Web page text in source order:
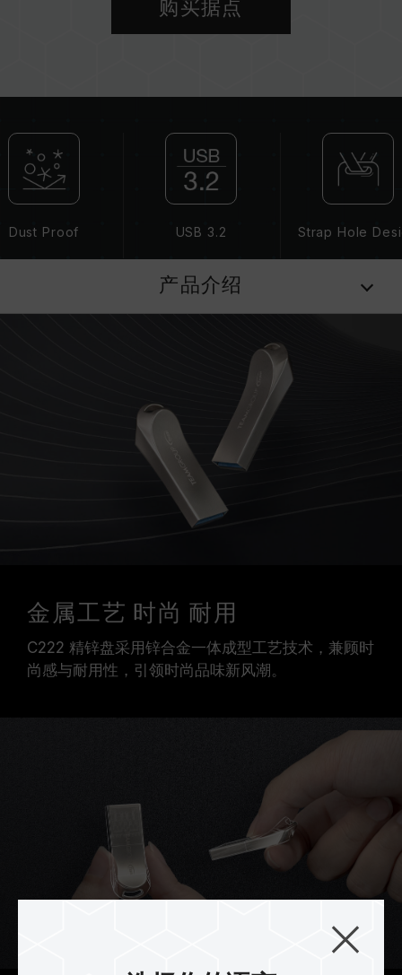
购买据点
Dust Proof USB 3.2 Strap Hole
产品介绍
金属工艺 时尚 耐用
C222 精锌盘采用锌合金一体成型工艺技术，兼顾时
尚感与耐用性，引领时尚品味新风潮。